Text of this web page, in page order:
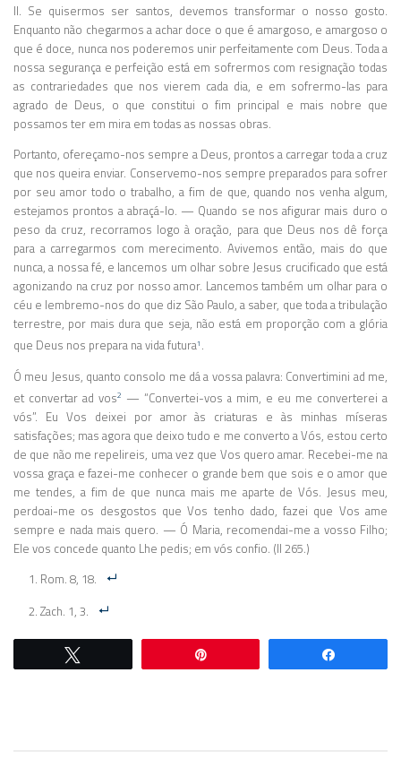
II. Se quisermos ser santos, devemos transformar o nosso gosto.
Enquanto não chegarmos a achar doce o que é amargoso, e amargoso o
que é doce, nunca nos poderemos unir perfeitamente com Deus. Toda a
nossa segurança e perfeição está em sofrermos com resignação todas
as contrariedades que nos vierem cada dia, e em sofrermo-las para
agrado de Deus, o que constitui o fim principal e mais nobre que
possamos ter em mira em todas as nossas obras.
Portanto, ofereçamo-nos sempre a Deus, prontos a carregar toda a cruz
que nos queira enviar. Conservemo-nos sempre preparados para sofrer
por seu amor todo o trabalho, a fim de que, quando nos venha algum,
estejamos prontos a abraçá-lo. — Quando se nos afigurar mais duro o
peso da cruz, recorramos logo à oração, para que Deus nos dê força
para a carregarmos com merecimento. Avivemos então, mais do que
nunca, a nossa fé, e lancemos um olhar sobre Jesus crucificado que está
agonizando na cruz por nosso amor. Lancemos também um olhar para o
céu e lembremo-nos do que diz São Paulo, a saber, que toda a tribulação
terrestre, por mais dura que seja, não está em proporção com a glória
que Deus nos prepara na vida futura1 .
Ó meu Jesus, quanto consolo me dá a vossa palavra: Convertimini ad me,
et convertar ad vos2 — “Convertei-vos a mim, e eu me converterei a
vós”. Eu Vos deixei por amor às criaturas e às minhas míseras
satisfações; mas agora que deixo tudo e me converto a Vós, estou certo
de que não me repelireis, uma vez que Vos quero amar. Recebei-me na
vossa graça e fazei-me conhecer o grande bem que sois e o amor que
me tendes, a fim de que nunca mais me aparte de Vós. Jesus meu,
perdoai-me os desgostos que Vos tenho dado, fazei que Vos ame
sempre e nada mais quero. — Ó Maria, recomendai-me a vosso Filho;
Ele vos concede quanto Lhe pedis; em vós confio. (II 265.)
Rom. 8, 18.
Zach. 1, 3.